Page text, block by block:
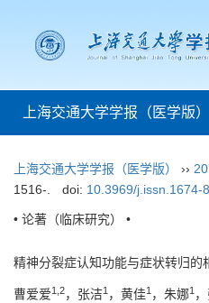
上海交通大学学报（医学版）
上海交通大学学报（医学版） ››
1516-.
doi: 10.3969/j.issn.1674-
• 论著（临床研究） •
精神分裂症认知功能与症状转归的
曹爱爱1,2，张洁1 ，黄佳1 ，朱娜1